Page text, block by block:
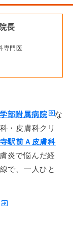
長
専門医
部附属病院
な
・皮膚科クリ
駅前Ａ皮膚科
炎で悩んだ経
で、一人ひと